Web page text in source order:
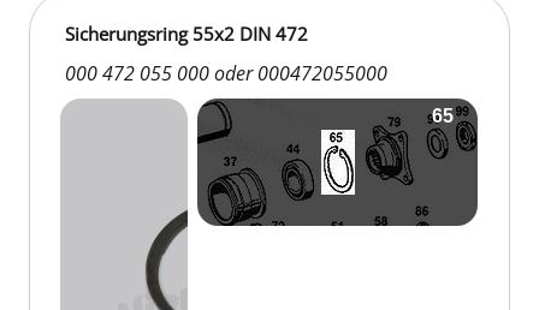
Sicherungsring 55x2 DIN 472
000 472 055 000 oder 000472055000